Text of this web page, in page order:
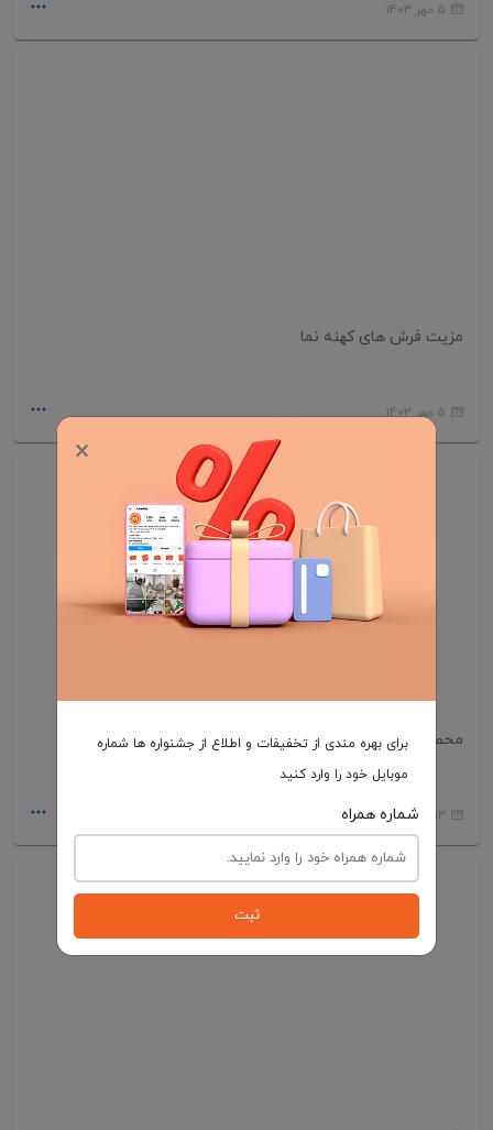
5 مهر 1403
مزیت فرش های کهنه نما
5 مهر 1403
محصولات شگفت انگیز سایت
13 شهریور 1403
×
برای بهره مندی از تخفیفات و اطلاع از جشنواره ها شماره
موبایل خود را وارد کنید
شماره همراه
ثبت